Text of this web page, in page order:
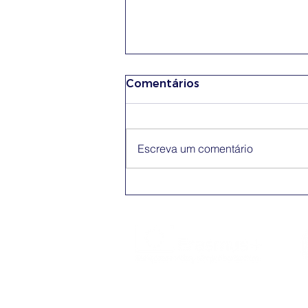
Comentários
Escreva um comentário